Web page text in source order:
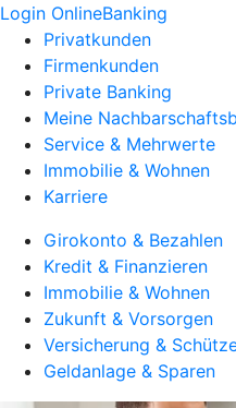
Login OnlineBanking
Privatkunden
Firmenkunden
Private Banking
Meine
Service & Mehrwerte
Immobilie & Wohnen
Karriere
Girokonto & Bezahlen
Kredit & Finanzieren
Immobilie & Wohnen
Zukunft & Vorsorgen
Versicherung &
Geldanlage & Sparen